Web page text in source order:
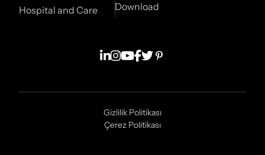
Hospital and Care
Download
Gizlilik Politikası
Çerez Politikası